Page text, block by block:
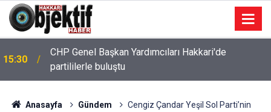
15:30
CHP Genel Başkan Yardımcıları Hakkari'de
partililerle buluştu
Anasayfa Gündem
Cengiz Çandar Yeşil Sol Parti’nin